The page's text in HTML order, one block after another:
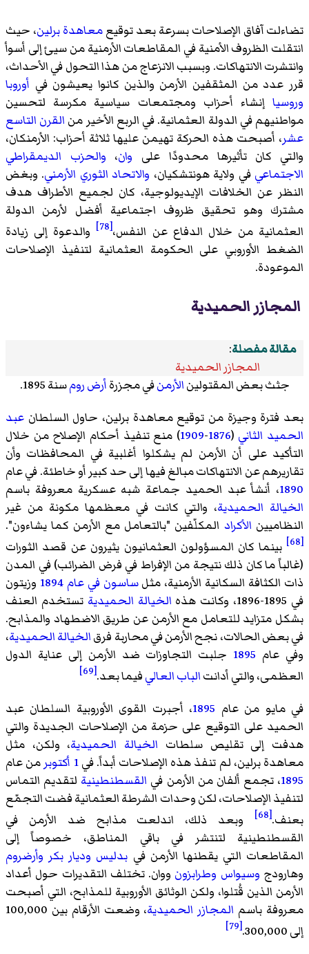
تضاءلت آفاق الإصلاحات بسرعة بعد توقيعمعاهدة برلين، حيث
انتقلت الظروف الأمنية في المقاطعات الأرمنية من سيئ إلى أسوأ
وانتشرت الانتهاكات. وبسبب الانزعاج من هذا التحول في الأحداث،
قرر عدد من المثقفين الأرمن والذين كانوا يعيشون في أوروبا
وروسيا إنشاء أحزاب ومجتمعات سياسية مكرسة لتحسين
مواطنيهم في الدولة العثمانية. في الربع الأخير من القرن التاسع
عشر، أصبحت هذه الحركة تهيمن عليها ثلاثة أحزاب: الأرمنكان،
والتي كان تأثيرها محدودًا على وان، والحزب الديمقراطي
الاجتماعي في ولاية هونتشكيان، والاتحاد الثوري الأرمني. وبغض
النظر عن الخلافات الإيديولوجية، كان لجميع الأطراف هدف
مشترك وهو تحقيق ظروف اجتماعية أفضل لأرمن الدولة
العثمانية من خلال الدفاع عن النفس،[78]
والدعوة إلى زيادة
الضغط الأوروبي على الحكومة العثمانية لتنفيذ الإصلاحات
الموعودة.
المجازر الحميدية
مقالة مفصلة:
المجازر الحميدية
جثث بعض المقتولينالأرمنفي مجزرةأرض رومسنة 1895.
بعد فترة وجيزة من توقيع معاهدة برلين، حاول السلطان عبد
الحميد الثاني (
1876
-
1909) منع تنفيذ أحكام الإصلاح من خلال
التأكيد على أن الأرمن لم يشكلوا أغلبية في المحافظات وأن
تقاريرهم عن الانتهاكات مبالغ فيها إلى حد كبير أو خاطئة. في عام
1890، أنشأ عبد الحميد جماعة شبه عسكرية معروفة باسم
الخيالة الحميدية، والتي كانت في معظمها مكونة من غير
النظاميين الأكراد المكلّفين "بالتعامل مع الأرمن كما يشاءون".
[68]
بينما كان المسؤولون العثمانيون يثيرون عن قصد الثورات
(غالباً ما كان ذلك نتيجة من الإفراط في فرض الضرائب) في المدن
ذات الكثافة السكانية الأرمنية، مثلساسون في عام 1894
وزيتون
في 1895-1896، وكانت هذه
الخيالة الحميدية تستخدم العنف
بشكل متزايد للتعامل مع الأرمن عن طريق الاضطهاد والمذابح.
في بعض الحالات، نجح الأرمن في محاربة فرقالخيالة الحميدية،
وفي عام 1895 جلبت التجاوزات ضد الأرمن إلى عناية الدول
العظمى، والتي أدانتالباب العاليفيما بعد.[69]
في مايو من عام 1895، أجبرت القوى الأوروبية السلطان عبد
الحميد على التوقيع على حزمة من الإصلاحات الجديدة والتي
هدفت إلى تقليص سلطات الخيالة الحميدية، ولكن، مثل
معاهدة برلين، لم تنفذ هذه الإصلاحات أبداً. في1 أكتوبر
من عام
1895، تجمع ألفان من الأرمن في القسطنطينية لتقديم التماس
لتنفيذ الإصلاحات، لكن وحدات الشرطة العثمانية فضت التجمّع
بعنف.[68]
وبعد ذلك، اندلعت مذابح ضد الأرمن في
القسطنطينية لتنتشر في باقي المناطق، خصوصاً إلى
المقاطعات التي يقطنها الأرمن في بدليس وديار بكر وأرضروم
وهارودج وسيواس وطرابزون ووان. تختلف التقديرات حول أعداد
الأرمن الذين قُتلوا، ولكن الوثائق الأوروبية للمذابح، التي أصبحت
معروفة باسم المجازر الحميدية
، وضعت الأرقام بين 100,000
إلى 300,000.
[79]